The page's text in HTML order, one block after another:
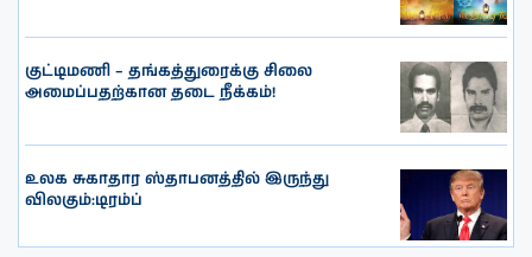
குட்டிமணி – தங்கத்துரைக்கு சிலை
அமைப்பதற்கான தடை நீக்கம்!
உலக சுகாதார ஸ்தாபனத்தில் இருந்து
விலகும்:டிரம்ப்